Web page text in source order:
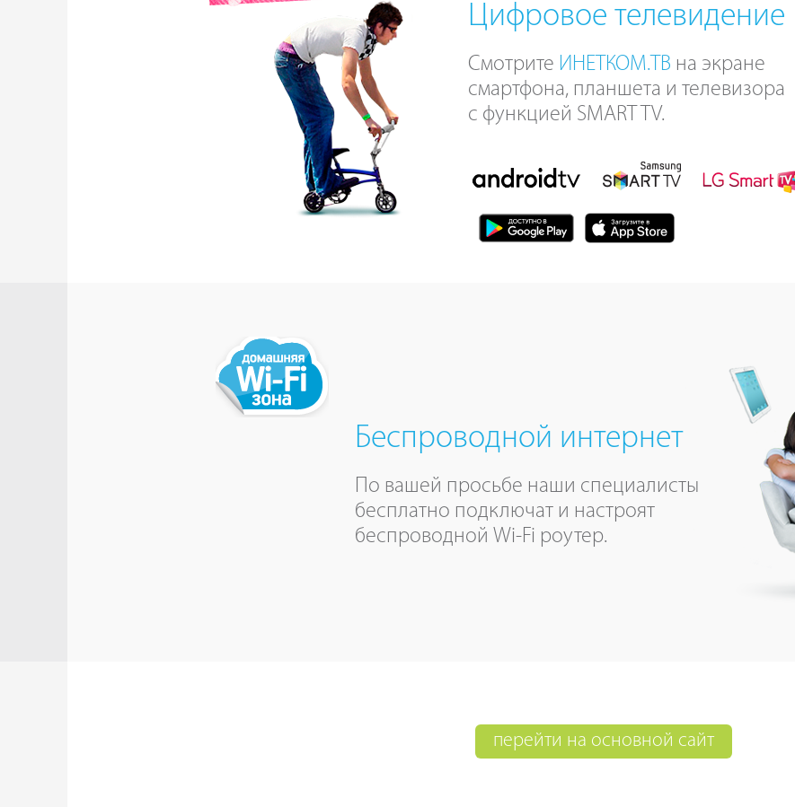
Цифровое телевидение
Смотрите ИНЕТКОМ.ТВ на экране
смартфона, планшета и телевизора
с функцией SMART TV.
Беспроводной интернет
По вашей просьбе наши специалисты
бесплатно подключат и настроят
беспроводной Wi-Fi роутер.
перейти на основной сайт